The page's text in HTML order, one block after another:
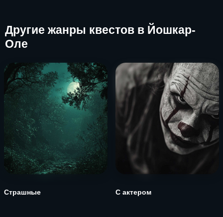
Другие жанры квестов в Йошкар-
Оле
Страшные С актером